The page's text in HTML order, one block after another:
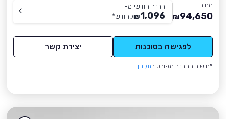
מחיר
94,650
₪
החזר חודשי מ-
1,096
₪לחודש*
לפגישה בסוכנות יצירת קשר
*חישוב ההחזר מפורט בתקנון